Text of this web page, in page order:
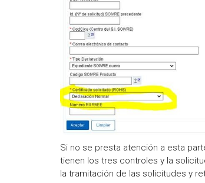
Si no se presta atención a esta
tienen los tres controles y la
la tramitación de las solicitudes y